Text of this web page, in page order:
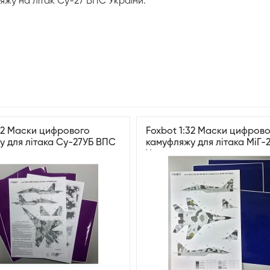
Маски цифрового
для літака Су-27УБ ВПС
Foxbot 1:32 Маски
камуфляжу для літака
України